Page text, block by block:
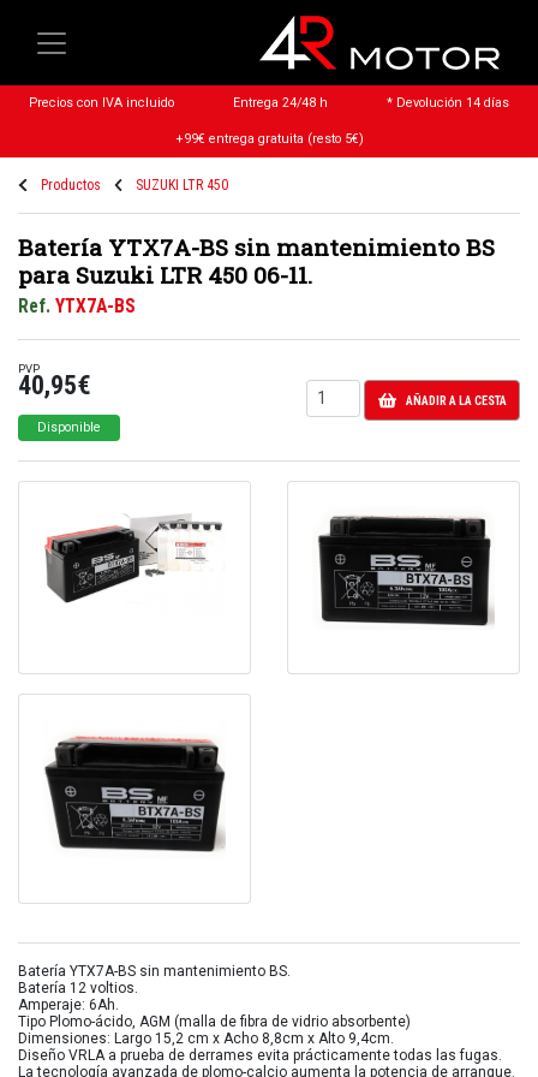
Precios con IVA incluido Entrega 24/48 h * Devolución 14 días
+99€ entrega gratuita (resto 5€)
Productos SUZUKI LTR 450
Batería YTX7A-BS sin mantenimiento BS
para Suzuki LTR 450 06-11.
Ref. YTX7A-BS
PVP
40,95€
Disponible
AÑADIR A LA CESTA
Batería YTX7A-BS sin mantenimiento BS.
Batería 12 voltios.
Amperaje: 6Ah.
Tipo Plomo-ácido, AGM (malla de fibra de vidrio absorbente)
Dimensiones: Largo 15,2 cm x Acho 8,8cm x Alto 9,4cm.
Diseño VRLA a prueba de derrames evita prácticamente todas las fugas.
La tecnología avanzada de plomo-calcio aumenta la potencia de arranque.